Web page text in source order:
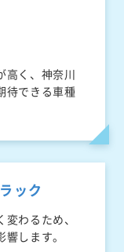
高く、神奈川
待できる車種
ック
わるため、
します。